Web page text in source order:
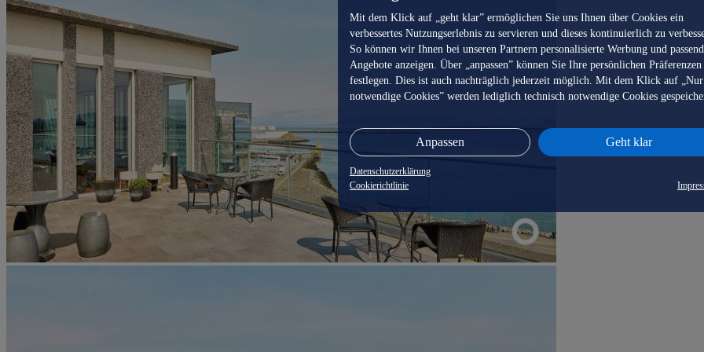
Mit dem Klick auf „geht klar” ermöglichen Sie uns Ihnen über Cookies ein
verbessertes Nutzungserlebnis zu servieren und dieses kontinuierlich zu
So können wir Ihnen bei unseren Partnern personalisierte Werbung und
Angebote anzeigen. Über „anpassen” können Sie Ihre persönlichen Präferenzen
festlegen. Dies ist auch nachträglich jederzeit möglich. Mit dem Klick auf „Nur
notwendige Cookies” werden lediglich technisch notwendige Cookies
Anpassen Geht klar
Datenschutzerklärung
Cookierichtlinie